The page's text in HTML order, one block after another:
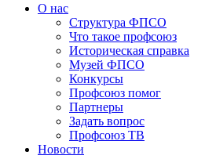
О нас
Структура ФПСО
Что такое профсоюз
Историческая справка
Музей ФПСО
Конкурсы
Профсоюз помог
Партнеры
Задать вопрос
Профсоюз ТВ
Новости